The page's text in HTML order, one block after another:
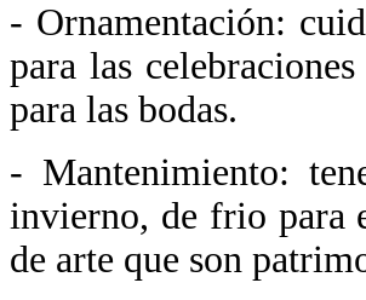
- Ornamentación:
para las
para las bodas.
- Mantenimiento:
invierno, de frio para
de arte que son